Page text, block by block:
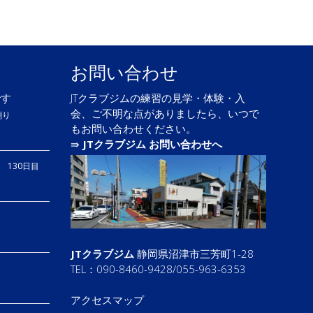
130日目
お問い合わせ
JTクラブジムの練習の見学・体験・入
会、ご不明な点がありましたら、いつで
もお問い合わせください。
⇛ JTクラブジム お問い合わせへ
JTクラブジム静岡県沼津市三芳町1-28
TEL：090-8460-9428/055-963-6353
アクセスマップ